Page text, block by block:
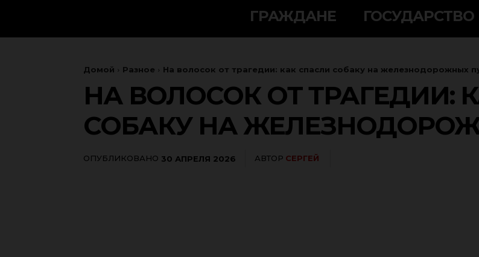
ГРАЖДАНЕ ГОСУДАРСТВО
Домой Разное На волосок от трагедии: как спасли собаку на железнодорожных
НА ВОЛОСОК ОТ ТРАГЕДИИ:
СОБАКУ НА
ОПУБЛИКОВАНО 30 АПРЕЛЯ 2026 АВТОР СЕРГЕЙ